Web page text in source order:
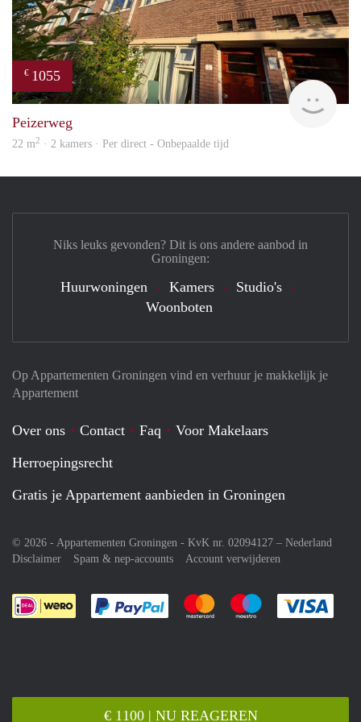
€ 1100 | NU REAGEREN
€ 1055
Peizerweg
22 m2 · 2 kamers · Per direct - Onbepaalde tijd
Op Appartementen Groningen vind en verhuur je makkelijk je
Appartement
Over ons Contact Faq
Voor Makelaars
Herroepingsrecht
Gratis je Appartement aanbieden in Groningen
© 2026 - Appartementen Groningen - KvK nr. 02094127 – Nederland
Disclaimer
Spam & nep-accounts Account verwijderen
Je rekent gemakkelijk af met Paypal
Je rekent gemakkelijk af met
Je rekent
Niks leuks gevonden? Dit is ons andere aanbod in
Groningen:
Huurwoningen Kamers
Studio's
Woonboten